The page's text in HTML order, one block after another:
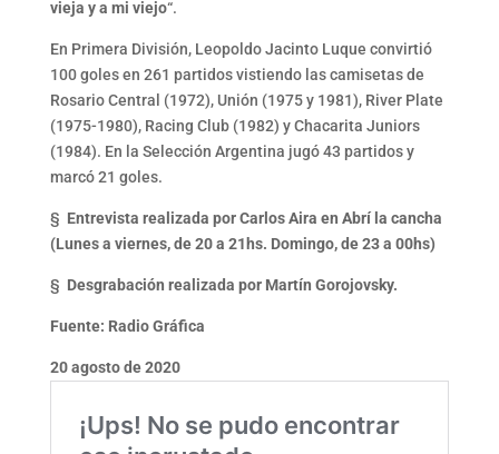
vieja y a mi viejo“.
En Primera División, Leopoldo Jacinto Luque convirtió
100 goles en 261 partidos vistiendo las camisetas de
Rosario Central (1972), Unión (1975 y 1981), River Plate
(1975-1980), Racing Club (1982) y Chacarita Juniors
(1984). En la Selección Argentina jugó 43 partidos y
marcó 21 goles.
§ Entrevista realizada por Carlos Aira en Abrí la cancha
(Lunes a viernes, de 20 a 21hs. Domingo, de 23 a 00hs)
§ Desgrabación realizada por Martín Gorojovsky.
Fuente: Radio Gráfica
20 agosto de 2020